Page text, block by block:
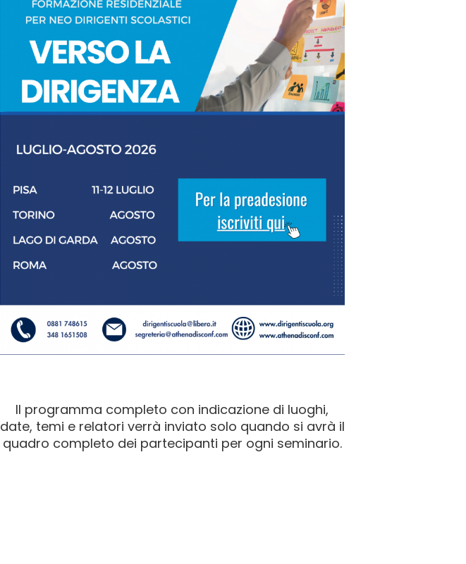
Il programma completo con indicazione di luoghi,
date, temi e relatori verrà inviato solo quando si avrà il
quadro completo dei partecipanti per ogni seminario.